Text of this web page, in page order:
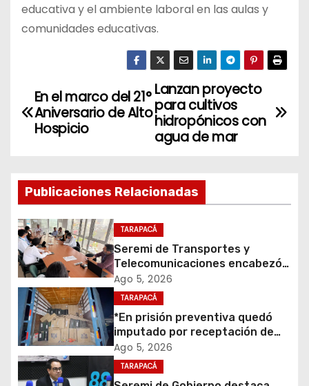
educativa y el ambiente laboral en las aulas y
comunidades educativas.
N
a
e
g
a
c
i
ó
n
Lanzan proyecto
para cultivos
hidropónicos con
agua de mar
En el marco del 21°
Aniversario de Alto
Hospicio
Publicaciones Relacionadas
TARAPACÁ
Seremi de Transportes y
Telecomunicaciones encabezó
primera mesa de coordinación
para el retiro de cables en
desuso en Iquique
Ago 5, 2026
TARAPACÁ
*En prisión preventiva quedó
imputado por receptación de
cigarrillos avaluados en $1.600
millones*
Ago 5, 2026
TARAPACÁ